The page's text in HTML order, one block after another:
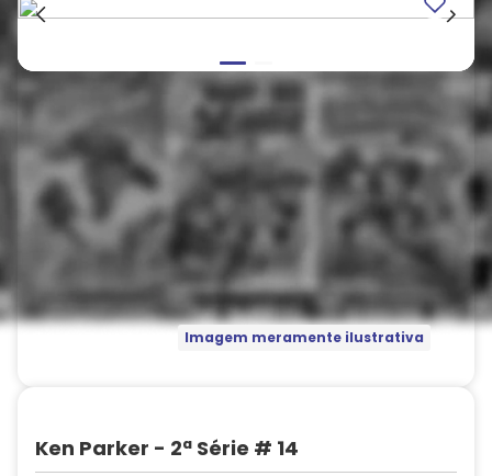
Imagem meramente ilustrativa
Ken Parker - 2ª Série # 14